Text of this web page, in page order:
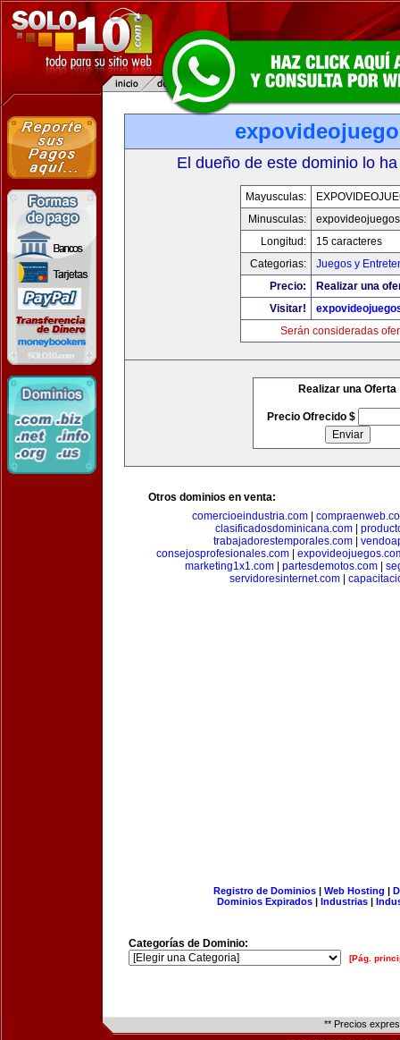
El dueño de este dominio lo
Mayusculas:
Minusculas:
Longitud:
15 caracteres
Categorias:
Juegos y
Precio:
Realizar una
Visitar!
Serán consideradas
Realizar una Oferta
Precio Ofrecido $
Otros dominios en venta:
comercioeindustria.com|
clasificadosdominicana.com
trabajadorestemporales.com
consejosprofesionales.com|
marketing1x1.com| partesdemotos.com|
servidoresinternet.com
Registro de Dominios| Web Hosting |
Dominios Expirados | Industrias |
Categorías de Dominio:
[Pág.
** Precios